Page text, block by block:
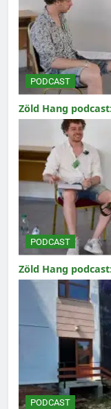
PODCAST
Zöld Hang
PODCAST
Zöld Hang
PODCAST